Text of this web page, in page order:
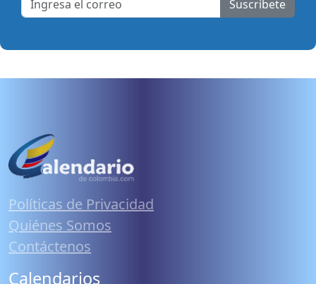
Suscribete
Políticas de Privacidad
Quiénes Somos
Contáctenos
Calendarios